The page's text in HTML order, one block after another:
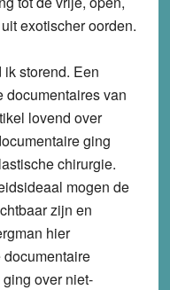
exotischer oorden.
storend. Een
documentaires van
lovend over
ging
chirurgie.
mogen de
zijn en
hier
ging over niet-